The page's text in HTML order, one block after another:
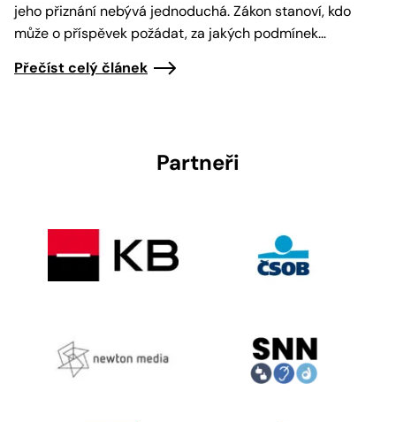
jeho přiznání nebývá jednoduchá. Zákon stanoví, kdo
může o příspěvek požádat, za jakých podmínek…
Přečíst celý článek
Partneři